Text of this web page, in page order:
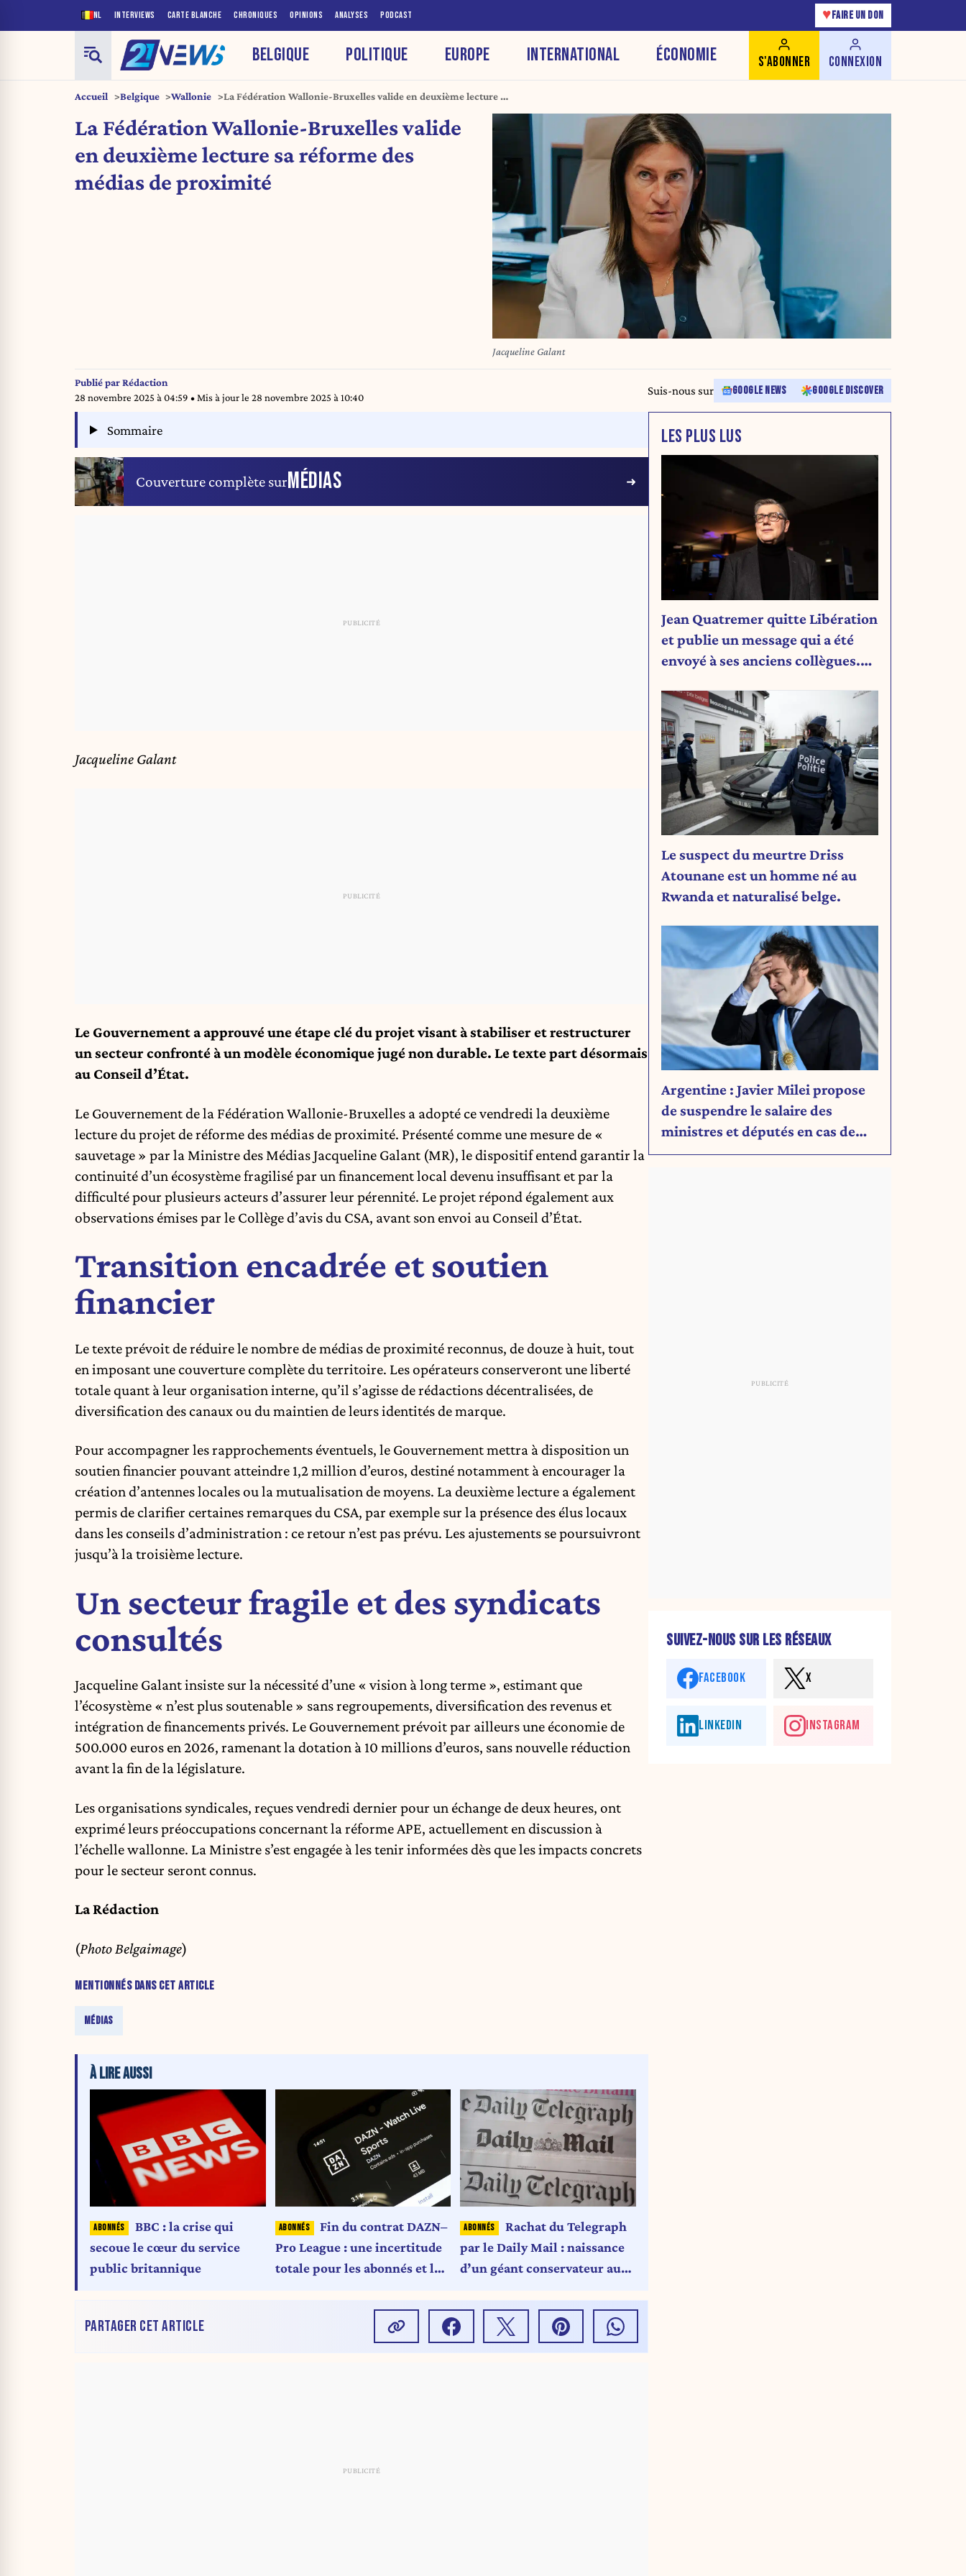
NL INTERVIEWS CARTE BLANCHE CHRONIQUES OPINIONS ANALYSES PODCAST ♥ FAIRE UN DON
BELGIQUE POLITIQUE EUROPE INTERNATIONAL ÉCONOMIE S'ABONNER CONNEXION
Accueil Belgique Wallonie
La Fédération Wallonie-Bruxelles valide en deuxième lecture sa
La Fédération Wallonie-Bruxelles valide
en deuxième lecture sa réforme des
médias de proximité
Jacqueline Galant
Publié parRédaction
28 novembre 2025 à 04:59 • Mis à jour le 28 novembre 2025 à 10:40
Suis-nous sur GOOGLE NEWS GOOGLE DISCOVER
Sommaire
Couverture complète surMÉDIAS
Jacqueline Galant
Le Gouvernement a approuvé une étape clé du projet visant à stabiliser et restructurer
un secteur confronté à un modèle économique jugé non durable. Le texte part désormais
au Conseil d’État.
Le Gouvernement de la Fédération Wallonie-Bruxelles a adopté ce vendredi la deuxième
lecture du projet de réforme des médias de proximité. Présenté comme une mesure de «
sauvetage » par la Ministre des Médias Jacqueline Galant (MR), le dispositif entend garantir la
continuité d’un écosystème fragilisé par un financement local devenu insuffisant et par la
difficulté pour plusieurs acteurs d’assurer leur pérennité. Le projet répond également aux
observations émises par le Collège d’avis du CSA, avant son envoi au Conseil d’État.
Transition encadrée et soutien
financier
Le texte prévoit de réduire le nombre de médias de proximité reconnus, de douze à huit, tout
en imposant une couverture complète du territoire. Les opérateurs conserveront une liberté
totale quant à leur organisation interne, qu’il s’agisse de rédactions décentralisées, de
diversification des canaux ou du maintien de leurs identités de marque.
Pour accompagner les rapprochements éventuels, le Gouvernement mettra à disposition un
soutien financier pouvant atteindre 1,2 million d’euros, destiné notamment à encourager la
création d’antennes locales ou la mutualisation de moyens. La deuxième lecture a également
permis de clarifier certaines remarques du CSA, par exemple sur la présence des élus locaux
dans les conseils d’administration : ce retour n’est pas prévu. Les ajustements se poursuivront
jusqu’à la troisième lecture.
Un secteur fragile et des syndicats
consultés
Jacqueline Galant insiste sur la nécessité d’une « vision à long terme », estimant que
l’écosystème « n’est plus soutenable » sans regroupements, diversification des revenus et
intégration de financements privés. Le Gouvernement prévoit par ailleurs une économie de
500.000 euros en 2026, ramenant la dotation à 10 millions d’euros, sans nouvelle réduction
avant la fin de la législature.
Les organisations syndicales, reçues vendredi dernier pour un échange de deux heures, ont
exprimé leurs préoccupations concernant la réforme APE, actuellement en discussion à
l’échelle wallonne. La Ministre s’est engagée à les tenir informées dès que les impacts concrets
pour le secteur seront connus.
La Rédaction
(Photo Belgaimage)
MENTIONNÉS DANS CET ARTICLE
MÉDIAS
À LIRE AUSSI
BBC : la crise qui
secoue le cœur du service
public britannique
Fin du contrat DAZN–
Pro League : une incertitude
totale pour les abonnés et le
Rachat du Telegraph
par le Daily Mail : naissance
d’un géant conservateur au
PARTAGER CET ARTICLE
LES PLUS LUS
Jean Quatremer quitte Libération
et publie un message qui a été
envoyé à ses anciens collègues.
Le suspect du meurtre Driss
Atounane est un homme né au
Rwanda et naturalisé belge.
Argentine : Javier Milei propose
de suspendre le salaire des
ministres et députés en cas de
déficit budgétaire
SUIVEZ-NOUS SUR LES RÉSEAUX
FACEBOOK X
LINKEDIN INSTAGRAM